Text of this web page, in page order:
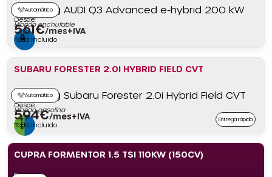
Automático
Híbrido enchufable
Desde:
561€/mes+IVA
Todo incluido
SUBARU FORESTER 2.0I HYBRID FIELD CVT
Automático
Híbrido gasolina
Desde:
594€/mes+IVA
Todo incluido
Entrega rápida
CUPRA FORMENTOR 1.5 TSI 110KW (150CV)